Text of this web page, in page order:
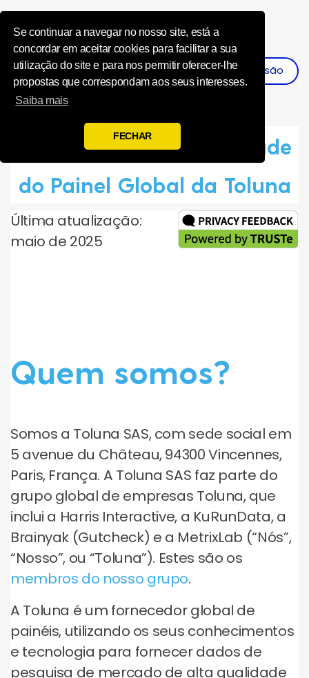
Se continuar a navegar no nosso site, está a
concordar em aceitar cookies para facilitar a sua
utilização do site e para nos permitir oferecer-lhe
propostas que correspondam aos seus interesses.
Saiba mais
FECHAR
Influence Your
Registar Iniciar Sessão
Declaração de Privacidade
do Painel Global da Toluna
Última atualização:
maio de 2025
Quem somos?
Somos a Toluna SAS, com sede social em
5 avenue du Château, 94300 Vincennes,
Paris, França. A Toluna SAS faz parte do
grupo global de empresas Toluna, que
inclui a Harris Interactive, a KuRunData, a
Brainyak (Gutcheck) e a MetrixLab (“Nós”,
“Nosso”, ou “Toluna”). Estes são os
membros do nosso grupo.
A Toluna é um fornecedor global de
painéis, utilizando os seus conhecimentos
e tecnologia para fornecer dados de
pesquisa de mercado de alta qualidade